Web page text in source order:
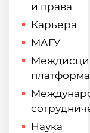
и права
Карьера
МАГУ
платформа
Наука